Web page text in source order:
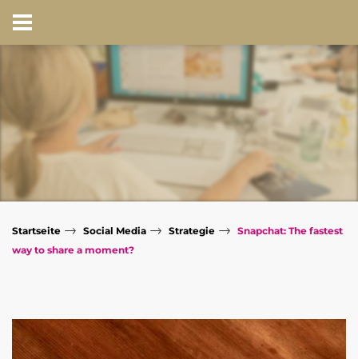
Startseite → Social Media → Strategie → Snapchat: The fastest
way to share a moment?